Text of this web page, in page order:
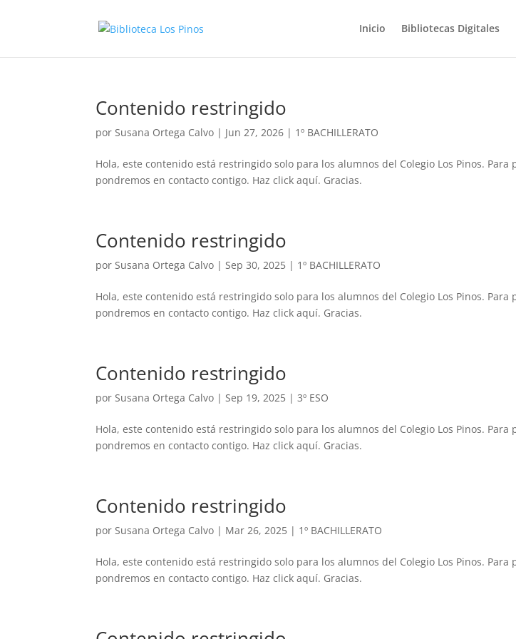
Inicio Bibliotecas Digitales
Contenido restringido
porSusana Ortega Calvo | Jun 27, 2026 | 1º BACHILLERATO
Hola, este contenido está restringido solo para los alumnos del Colegio Los Pinos. Para
pondremos en contacto contigo. Haz click aquí. Gracias.
Contenido restringido
porSusana Ortega Calvo |Sep 30, 2025 | 1º BACHILLERATO
Hola, este contenido está restringido solo para los alumnos del Colegio Los Pinos. Para
pondremos en contacto contigo. Haz click aquí. Gracias.
Contenido restringido
porSusana Ortega Calvo |Sep 19, 2025 |3º ESO
Hola, este contenido está restringido solo para los alumnos del Colegio Los Pinos. Para
pondremos en contacto contigo. Haz click aquí. Gracias.
Contenido restringido
porSusana Ortega Calvo | Mar 26, 2025 | 1º BACHILLERATO
Hola, este contenido está restringido solo para los alumnos del Colegio Los Pinos. Para
pondremos en contacto contigo. Haz click aquí. Gracias.